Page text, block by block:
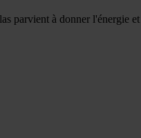
parvient à donner l'énergie